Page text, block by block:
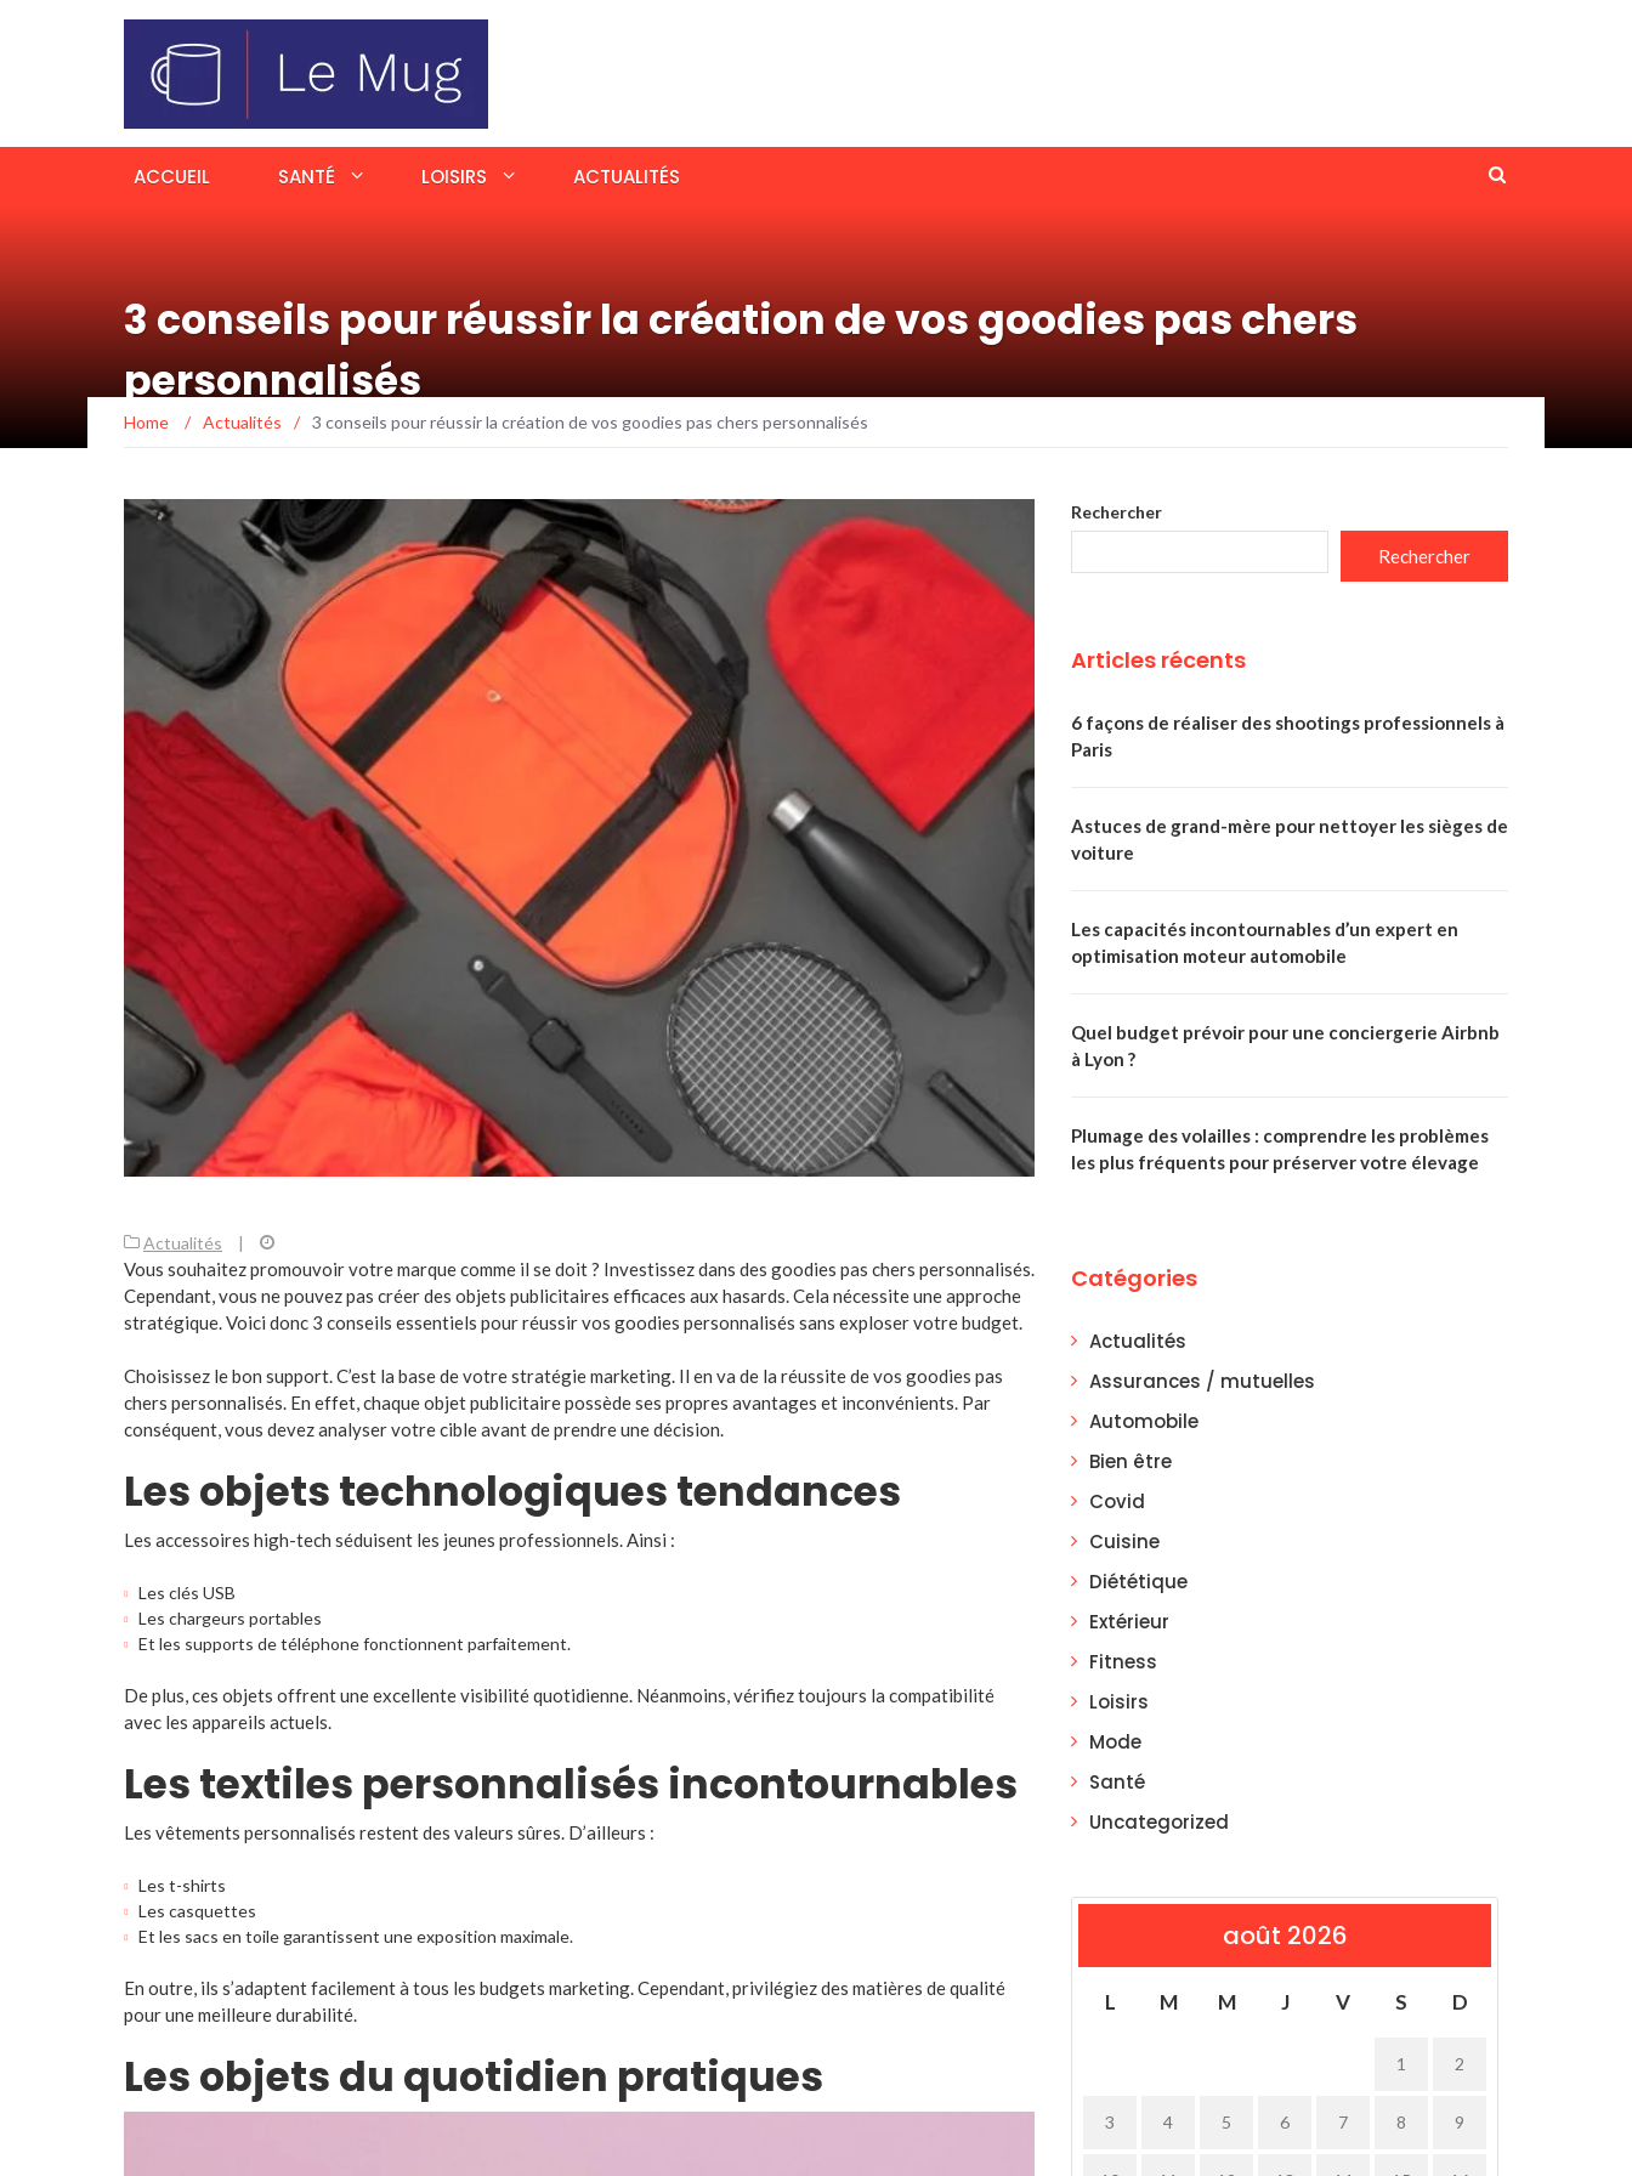
ACCUEIL SANTÉ LOISIRS ACTUALITÉS
3 conseils pour réussir la création de vos goodies pas chers
personnalisés
Home / Actualités / 3 conseils pour réussir la création de vos goodies pas chers personnalisés
Actualités |
Vous souhaitez promouvoir votre marque comme il se doit ? Investissez dans des goodies pas chers personnalisés.
Cependant, vous ne pouvez pas créer des objets publicitaires efficaces aux hasards. Cela nécessite une approche
stratégique. Voici donc 3 conseils essentiels pour réussir vos goodies personnalisés sans exploser votre budget.
Choisissez le bon support. C’est la base de votre stratégie marketing. Il en va de la réussite de vos goodies pas
chers personnalisés. En effet, chaque objet publicitaire possède ses propres avantages et inconvénients. Par
conséquent, vous devez analyser votre cible avant de prendre une décision.
Les objets technologiques tendances
Les accessoires high-tech séduisent les jeunes professionnels. Ainsi :
Les clés USB
Les chargeurs portables
Et les supports de téléphone fonctionnent parfaitement.
De plus, ces objets offrent une excellente visibilité quotidienne. Néanmoins, vérifiez toujours la compatibilité
avec les appareils actuels.
Les textiles personnalisés incontournables
Les vêtements personnalisés restent des valeurs sûres. D’ailleurs :
Les t-shirts
Les casquettes
Et les sacs en toile garantissent une exposition maximale.
En outre, ils s’adaptent facilement à tous les budgets marketing. Cependant, privilégiez des matières de qualité
pour une meilleure durabilité.
Les objets du quotidien pratiques
Rechercher
Rechercher
Articles récents
6 façons de réaliser des shootings professionnels à
Paris
Astuces de grand-mère pour nettoyer les sièges de
voiture
Les capacités incontournables d’un expert en
optimisation moteur automobile
Quel budget prévoir pour une conciergerie Airbnb
à Lyon ?
Plumage des volailles : comprendre les problèmes
les plus fréquents pour préserver votre élevage
Catégories
Actualités
Assurances / mutuelles
Automobile
Bien être
Covid
Cuisine
Diététique
Extérieur
Fitness
Loisirs
Mode
Santé
Uncategorized
août 2026
L M M J V S D
1 2
3 4 5 6 7 8 9